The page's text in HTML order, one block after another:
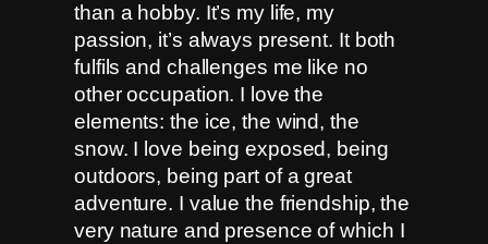
than a hobby. It’s my life, my
passion, it’s always present. It both
fulfils and challenges me like no
other occupation. I love the
elements: the ice, the wind, the
snow. I love being exposed, being
outdoors, being part of a great
adventure. I value the friendship, the
very nature and presence of which I